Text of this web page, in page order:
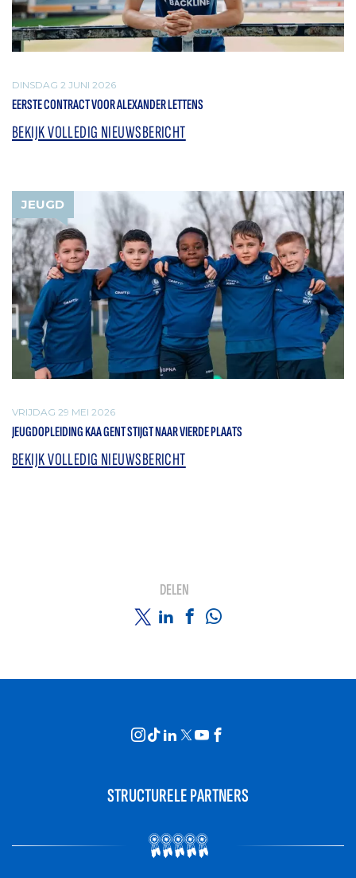
DINSDAG 2 JUNI 2026
EERSTE CONTRACT VOOR ALEXANDER LETTENS
BEKIJK VOLLEDIG NIEUWSBERICHT
JEUGD
VRIJDAG 29 MEI 2026
JEUGDOPLEIDING KAA GENT STIJGT NAAR VIERDE PLAATS
BEKIJK VOLLEDIG NIEUWSBERICHT
DELEN
STRUCTURELE PARTNERS